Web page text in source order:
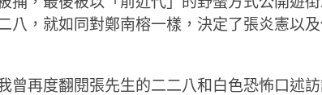
八，就如同對鄭南榕一樣，決定了張炎憲以
曾再度翻閱張先生的二二八和白色恐怖口述